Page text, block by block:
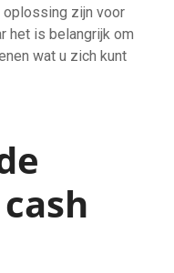
oplossing zijn voor
het is belangrijk om
wat u zich kunt